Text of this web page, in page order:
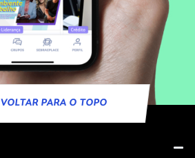
VOLTAR PARA O TOPO